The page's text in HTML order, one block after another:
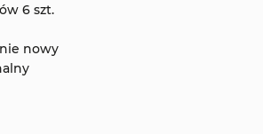
6 szt.
nowy